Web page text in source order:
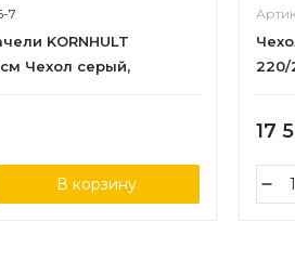
7
KORNHULT
Чехол серый,
В корзину
220/
17